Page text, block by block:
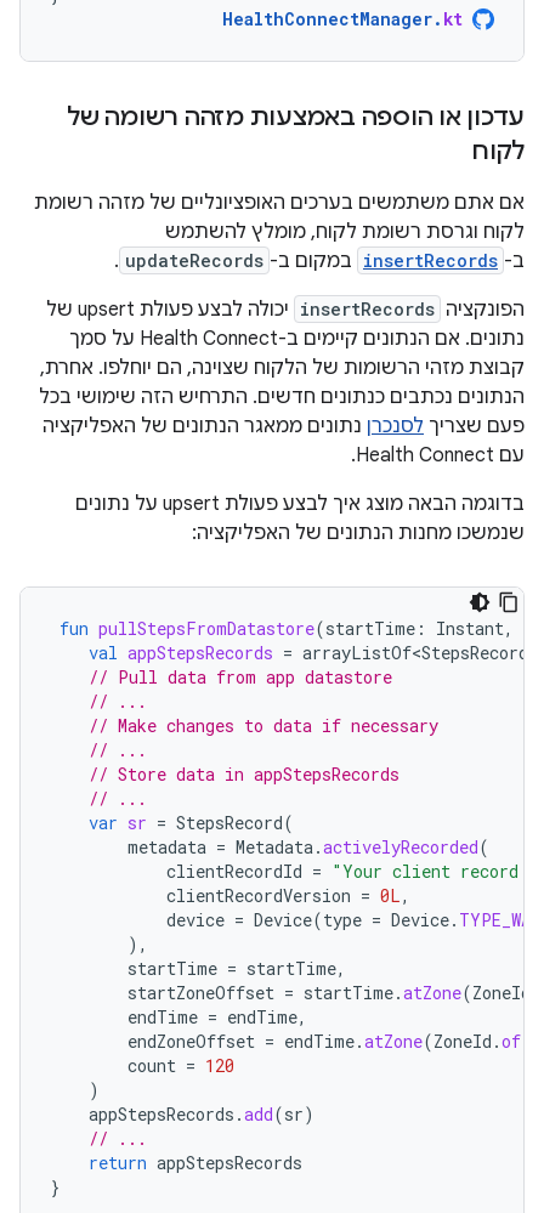
HealthConnectManager. kt
עדכון או הוספה באמצעות מזהה רשומה של
לקוח
אם אתם משתמשים בערכים האופציונליים של מזהה רשומת
לקוח וגרסת רשומת לקוח, מומלץ להשתמש
ב- insertRecords במקום ב- updateRecords
.
הפונקציה insertRecords
יכולה לבצע פעולת upsert של
נתונים. אם הנתונים קיימים ב-Health Connect על סמך
קבוצת מזהי הרשומות של הלקוח שצוינה, הם יוחלפו. אחרת,
הנתונים נכתבים כנתונים חדשים. התרחיש הזה שימושי בכל
פעם שצריך לסנכרן נתונים ממאגר הנתונים של האפליקציה
עם Health Connect.
בדוגמה הבאה מוצג איך לבצע פעולת upsert על נתונים
שנמשכו מחנות הנתונים של האפליקציה:
fun pullStepsFromDatastore(startTime : Instant,
val appStepsRecords = arrayListOf<StepsRecord>
// Pull data from app datastore
// ...
// Make changes to data if necessary
// ...
// Store data in appStepsRecords
// ...
var sr = StepsRecord(
metadata = Metadata.activelyRecorded(
clientRecordId = "Your client record
clientRecordVersion = 0L,
device = Device(type = Device.
),
startTime = startTime,
startZoneOffset = startTime.atZone(ZoneId
endTime = endTime,
endZoneOffset = endTime.atZone(ZoneId .of
count = 120
)
appStepsRecords .add(sr)
// ...
return appStepsRecords
}